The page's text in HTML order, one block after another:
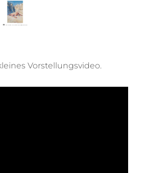
Vorstellungsvideo.